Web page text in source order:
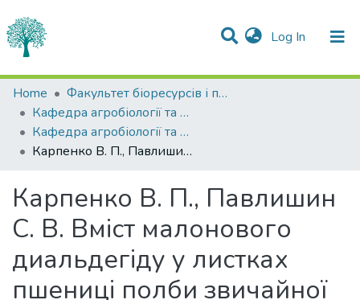
Log In (current)
Statistics
Communities & Collections
All of DSpace
Home
Факультет біоресурсів і природокористування
Кафедра агробіології та біохімії
Кафедра агробіології та біохімії
Карпенко В. П., Павлишин С. В. Вміст малонового диальдегіду у листках пшениці полби звичайної за дії гербіциду й регулятора росту рослин. Підсумки наукової роботи за 2014–2019 рр: матеріали Всеукраїнської наукової конференції молодих учених і науково-педагогічних працівників, приуроченої 175-річчю Уманського НУС, 14–15 травня 2019 р. Умань, 2019. С. 40–42.
Карпенко В. П., Павлишин
С. В. Вміст малонового
диальдегіду у листках
пшениці полби звичайної